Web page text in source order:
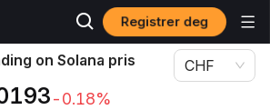
Registrer deg
Trading on Solana pris UNTAXED
on Solana pris
-0.18%
CHF